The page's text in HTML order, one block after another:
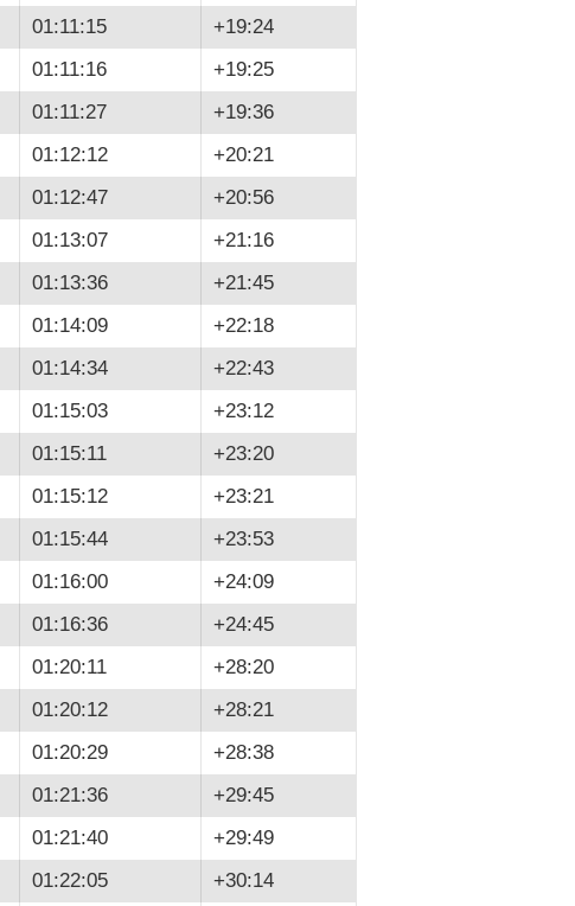
01:11:15
+19:24
01:11:16
+19:25
01:11:27
+19:36
01:12:12
+20:21
01:12:47
+20:56
01:13:07
+21:16
01:13:36
+21:45
01:14:09
+22:18
01:14:34
+22:43
01:15:03
+23:12
01:15:11
+23:20
01:15:12
+23:21
01:15:44
+23:53
01:16:00
+24:09
01:16:36
+24:45
01:20:11
+28:20
01:20:12
+28:21
01:20:29
+28:38
01:21:36
+29:45
01:21:40
+29:49
01:22:05
+30:14